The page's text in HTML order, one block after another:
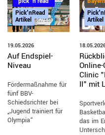
Pick'nRead
Artikel
19.05.2026
Auf Endspiel-
Niveau
Fördermaßnahme für
fünf BBV-
Schiedsrichter bei
„Jugend trainiert für
Olympia“
Artikel
Clinic
II" mit
das im